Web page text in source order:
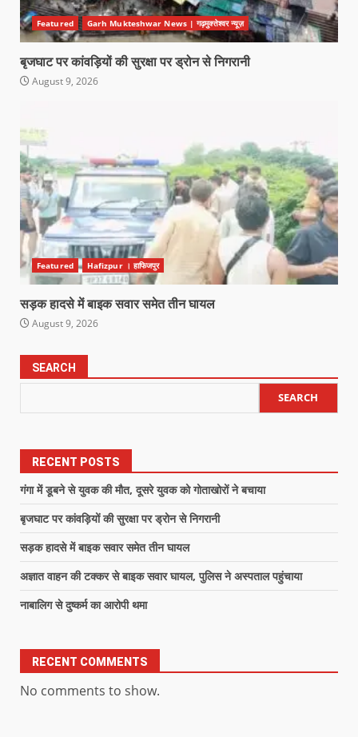
Featured Garh Mukteshwar News | गढ़मुक्तेश्वर न्यूज़
बृजघाट पर कांवड़ियों की सुरक्षा पर ड्रोन से निगरानी
August 9, 2026
Featured Hafizpur । हाफिजपुर
सड़क हादसे में बाइक सवार समेत तीन घायल
August 9, 2026
SEARCH
SEARCH
RECENT POSTS
गंगा में डूबने से युवक की मौत, दूसरे युवक को गोताखोरों ने बचाया
बृजघाट पर कांवड़ियों की सुरक्षा पर ड्रोन से निगरानी
सड़क हादसे में बाइक सवार समेत तीन घायल
अज्ञात वाहन की टक्कर से बाइक सवार घायल, पुलिस ने अस्पताल पहुंचाया
नाबालिग से दुष्कर्म का आरोपी थमा
RECENT COMMENTS
No comments to show.